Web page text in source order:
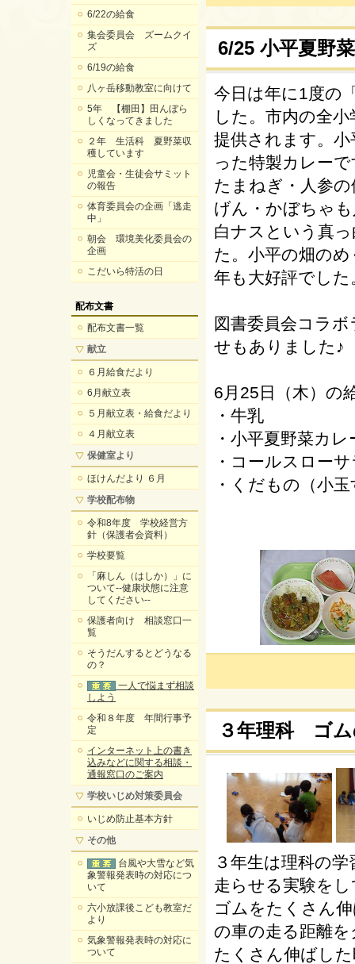
6/22の給食
集会委員会 ズームクイ
ズ
6/19の給食
八ヶ岳移動教室に向けて
5年 【棚田】田んぼら
しくなってきました
２年 生活科 夏野菜収
穫しています
児童会・生徒会サミット
の報告
体育委員会の企画「逃走
中」
朝会 環境美化委員会の
企画
こだいら特活の日
配布文書
配布文書一覧
献立
６月給食だより
6月献立表
５月献立表・給食だより
４月献立表
保健室より
ほけんだより ６月
学校配布物
令和8年度 学校経営方
針（保護者会資料）
学校要覧
「麻しん（はしか）」に
ついて--健康状態に注意
してください--
保護者向け 相談窓口一
覧
そうだんするとどうなる
の？
一人で悩まず相談
しよう
令和８年度 年間行事予
定
インターネット上の書き
込みなどに関する相談・
通報窓口のご案内
学校いじめ対策委員会
いじめ防止基本方針
その他
台風や大雪など気
象警報発表時の対応につ
いて
六小放課後こども教室だ
より
気象警報発表時の対応に
ついて
6/25 小平夏野
今日は年に1度の
した。市内の全
提供されます。
った特製カレー
たまねぎ・人参
げん・かぼちゃ
白ナスという真
た。小平の畑の
年も大好評でした
図書委員会コラ
せもありました♪
6月25日（木）の
・牛乳
・小平夏野菜カレ
・コールスロー
・くだもの（小
３年理科 ゴ
３年生は理科の
走らせる実験を
ゴムをたくさん
の車の走る距離
たくさん伸ばし